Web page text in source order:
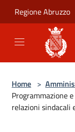
Regione Abruzzo
Home >
Programmazione
relazioni sindacali